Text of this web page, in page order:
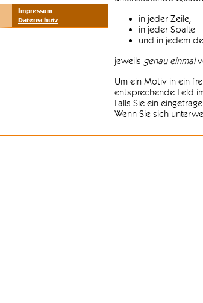
Impressum
Datenschutz
in jeder Zeile,
in jeder Spalte
und in jedem
jeweils genau einmal
Um ein Motiv in ein
entsprechende Feld
Falls Sie ein
Wenn Sie sich